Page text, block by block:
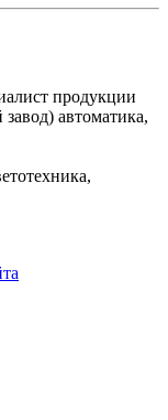
продукции
автоматика,